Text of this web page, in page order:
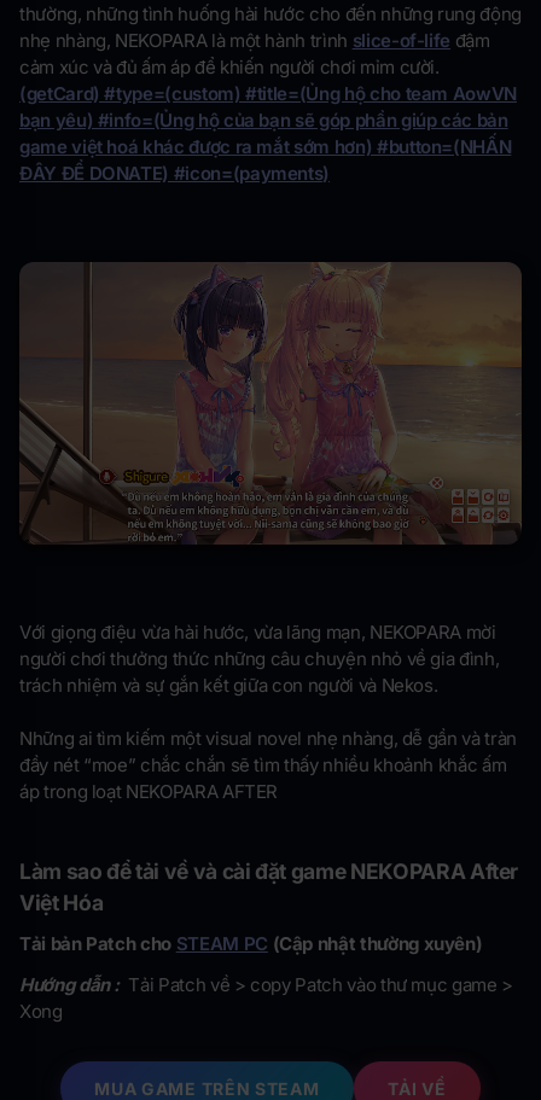
thường, những tình huống hài hước cho đến những rung động
nhẹ nhàng, NEKOPARA là một hành trình slice-of-life đậm
cảm xúc và đủ ấm áp để khiến người chơi mỉm cười.
(getCard) #type=(custom) #title=(Ủng hộ cho team AowVN
bạn yêu) #info=(Ủng hộ của bạn sẽ góp phần giúp các bản
game việt hoá khác được ra mắt sớm hơn) #button=(NHẤN
ĐÂY ĐỂ DONATE) #icon=(payments)
Với giọng điệu vừa hài hước, vừa lãng mạn, NEKOPARA mời
người chơi thưởng thức những câu chuyện nhỏ về gia đình,
trách nhiệm và sự gắn kết giữa con người và Nekos.
Những ai tìm kiếm một visual novel nhẹ nhàng, dễ gần và tràn
đầy nét “moe” chắc chắn sẽ tìm thấy nhiều khoảnh khắc ấm
áp trong loạt NEKOPARA AFTER
Làm sao để tải về và cài đặt game NEKOPARA After
Việt Hóa
Tải bản Patch cho STEAM PC (Cập nhật thường xuyên)
Hướng dẫn : Tải Patch về > copy Patch vào thư mục game >
Xong
MUA GAME TRÊN STEAM TẢI VỀ